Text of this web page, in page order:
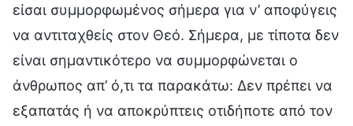
είσαι συμμορφωμένος σήμερα για ν’ αποφύγεις
να αντιταχθείς στον Θεό. Σήμερα, με τίποτα δεν
είναι σημαντικότερο να συμμορφώνεται ο
άνθρωπος απ’ ό,τι τα παρακάτω: Δεν πρέπει να
εξαπατάς ή να αποκρύπτεις οτιδήποτε από τον